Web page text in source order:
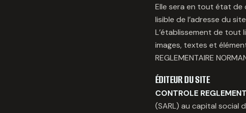
Elle sera en tout état de
lisible de l’adresse du
L’établissement de tout
images, textes et
REGLEMENTAIRE
ÉDITEUR DU SITE
CONTROLE
(SARL) au capital social